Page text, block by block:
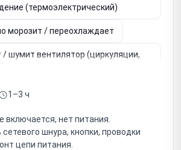
(термоэлектрический)
морозит / переохлаждает
/ шумит вентилятор (циркуляции,
/ неверная температура
датчик)
не работает одна из зон
(температурных)
1–3 ч
нет питания.
шнура, кнопки, проводки
цепи питания.